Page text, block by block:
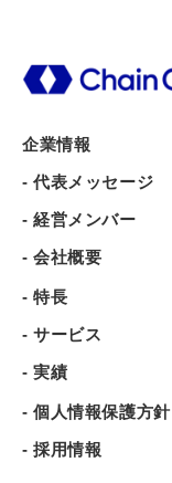
企業情報
- 代表メッセージ
- 経営メンバー
- 会社概要
- 特長
- サービス
- 実績
- 個人情報保護方針
- 採用情報